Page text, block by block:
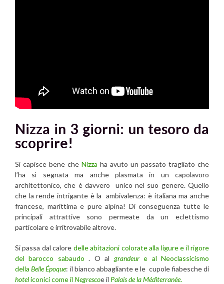
Nizza in 3 giorni: un tesoro da
scoprire!
Si capisce bene che Nizza ha avuto un passato tragliato che
l’ha sì segnata ma anche plasmata in un capolavoro
architettonico, che è davvero unico nel suo genere. Quello
che la rende intrigante è la ambivalenza: è italiana ma anche
francese, marittima e pure alpina! Di conseguenza tutte le
principali attrattive sono permeate da un eclettismo
particolare e irritrovabile altrove.
Si passa dal calore delle abitazioni colorate alla ligure e il rigore
del barocco sabaudo . O al grandeure al Neoclassicismo
dellaBelle Époque: il bianco abbagliante e le cupole fiabesche di
hoteliconici come il Negrescoe il Palais de la Méditerranée.